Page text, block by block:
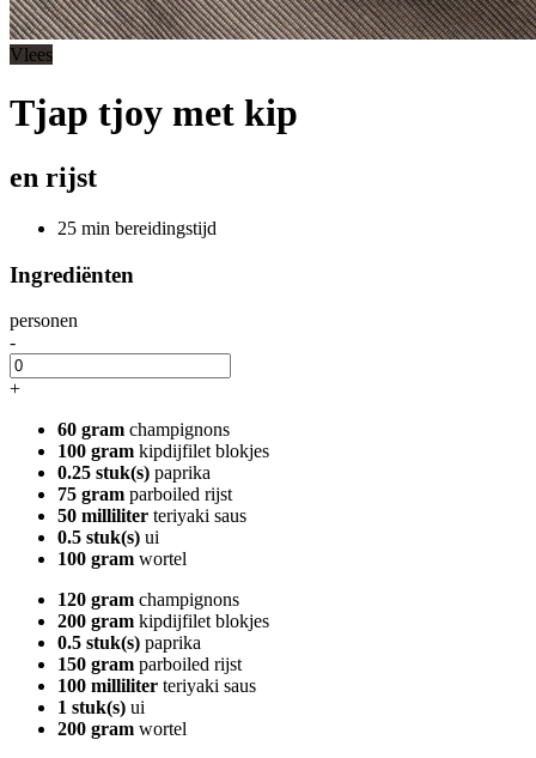
Vlees
Tjap tjoy met kip
en rijst
25 min bereidingstijd
Ingrediënten
personen
-
+
60 gram champignons
100 gram kipdijfilet blokjes
0.25 stuk(s) paprika
75 gram parboiled rijst
50 milliliter teriyaki saus
0.5 stuk(s) ui
100 gram wortel
120 gram champignons
200 gram kipdijfilet blokjes
0.5 stuk(s) paprika
150 gram parboiled rijst
100 milliliter teriyaki saus
1 stuk(s) ui
200 gram wortel